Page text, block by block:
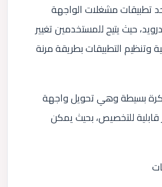
تطبيقات مشغلات الواجهة
حيث يتيح للمستخدمين تغيير
وتنظيم التطبيقات بطريقة مرنة
بسيطة وهي تحويل واجهة
قابلية للتخصيص، بحيث يمكن